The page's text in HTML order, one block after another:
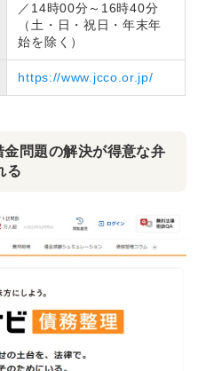
／14時00分～16時40分
（土・日・祝日・年末年
始を除く）
https://www.jcco.or.jp/
問題の解決が得意な弁
る